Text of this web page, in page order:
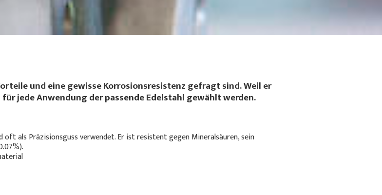
und eine gewisse Korrosionsresistenz gefragt sind. Weil er
jede Anwendung der passende Edelstahl gewählt werden.
als Präzisionsguss verwendet. Er ist resistent gegen Mineralsäuren, sein